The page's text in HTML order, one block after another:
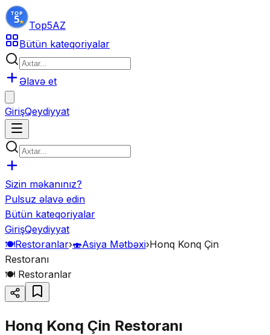
Top5AZ
Bütün kateqoriyalar
Əlavə et
GirişQeydiyyat
Sizin məkanınız?
Pulsuz əlavə edin
Bütün kateqoriyalar
GirişQeydiyyat
🍽️Restoranlar›🍣Asiya Mətbəxi›Honq Konq Çin
Restoranı
🍽️ Restoranlar
Honq Konq Çin Restoranı